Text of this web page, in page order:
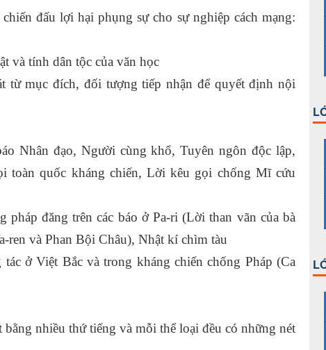
đấu lợi hại phụng sự cho sự nghiệp cách mạng:
và tính dân tộc của văn học
từ mục đích, đối tượng tiếp nhận để quyết định nội
Nhân đạo, Người cùng khổ, Tuyên ngôn độc lập,
toàn quốc kháng chiến, Lời kêu gọi chống Mĩ cứu
đăng trên các báo ở Pa-ri (Lời than vãn của bà
và Phan Bội Châu), Nhật kí chìm tàu
ở Việt Bắc và trong kháng chiến chống Pháp (Ca
nhiều thứ tiếng và mỗi thể loại đều có những nét